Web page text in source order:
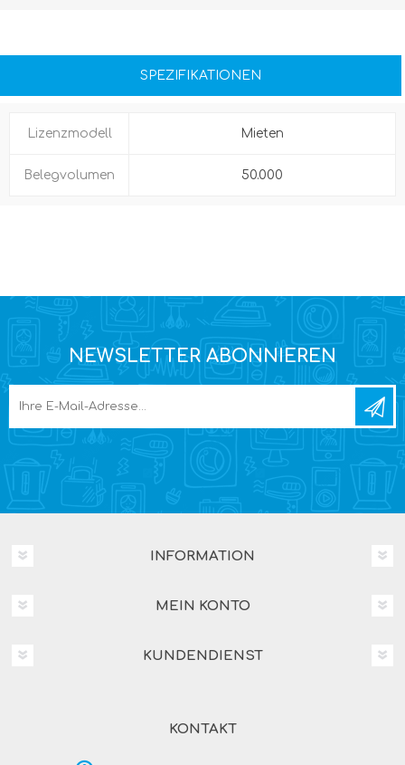
SPEZIFIKATIONEN
Lizenzmodell Mieten
Belegvolumen 50.000
NEWSLETTER ABONNIEREN
INFORMATION
MEIN KONTO
KUNDENDIENST
KONTAKT